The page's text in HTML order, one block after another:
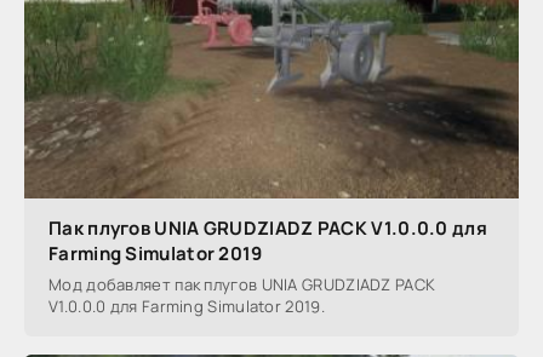
Пак плугов UNIA GRUDZIADZ PACK V1.0.0.0 для
Farming Simulator 2019
Мод добавляет пак плугов UNIA GRUDZIADZ PACK
V1.0.0.0 для Farming Simulator 2019.